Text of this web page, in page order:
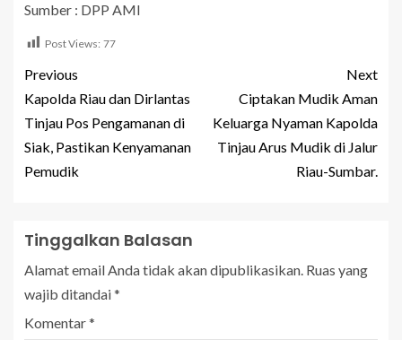
Sumber : DPP AMI
Post Views: 77
Previous
Kapolda Riau dan Dirlantas
Tinjau Pos Pengamanan di
Siak, Pastikan Kenyamanan
Pemudik
Next
Ciptakan Mudik Aman
Keluarga Nyaman Kapolda
Tinjau Arus Mudik di Jalur
Riau-Sumbar.
Tinggalkan Balasan
Alamat email Anda tidak akan dipublikasikan. Ruas yang
wajib ditandai*
Komentar*